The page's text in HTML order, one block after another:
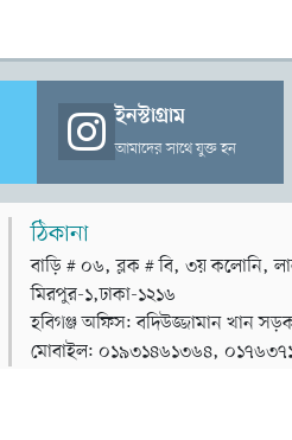
ইনস্টাগ্রাম
আমাদের সাথে যুক্ত হন
ঠিকানা
বাড়ি # ০৬, ব্লক # বি, ৩য় কলোনি,
মিরপুর-১,ঢাকা-১২১৬
হবিগঞ্জ অফিস: বদিউজ্জামান খান
মোবাইল: ০১৯৩১৪৬১৩৬৪,